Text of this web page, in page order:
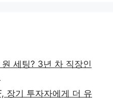
세팅? 3년 차 직장인
장기 투자자에게 더 유